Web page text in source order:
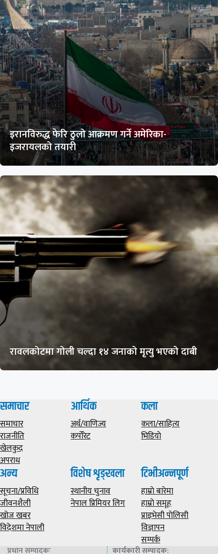
इरानविरुद्ध फेरि ठुलो आक्रमण गर्ने अमेरिका-
इजरायलको तयारी
रावलकोटमा गोली चल्दा १४ जनाको मृत्यु भएको दाबी
समाचार
समाचार
राजनीति
खेलकुद
अपराध
आर्थिक
अर्थ/वाणिज्य
कर्पोरेट
कला
कला/साहित्य
भिडियाे
अन्य
सूचना/प्रविधि
जीवनशैली
खोज खबर
विदेशमा नेपाली
विशेष शृङ्खला
स्थानीय चुनाव
नेपाल प्रिमियर लिग
टिभीअन्नपूर्ण
हाम्राे बारेमा
हाम्राे समूह
प्राइभेसी पाेलिसी
विज्ञापन
सम्पर्क
प्रधान सम्पादकः कार्यकारी सम्पादक: